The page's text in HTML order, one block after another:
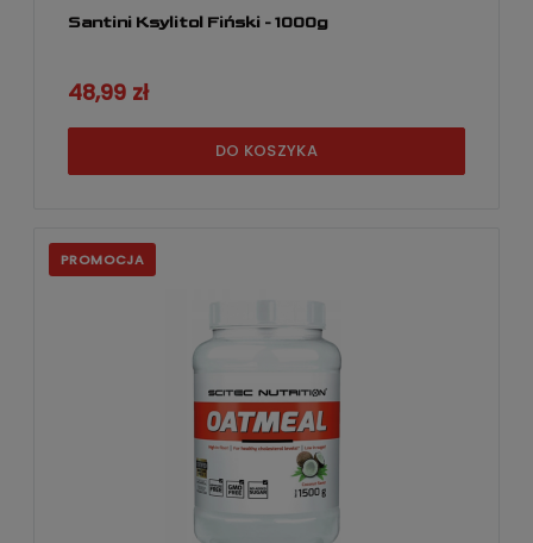
Santini Ksylitol Fiński - 1000g
48,99 zł
DO KOSZYKA
PROMOCJA